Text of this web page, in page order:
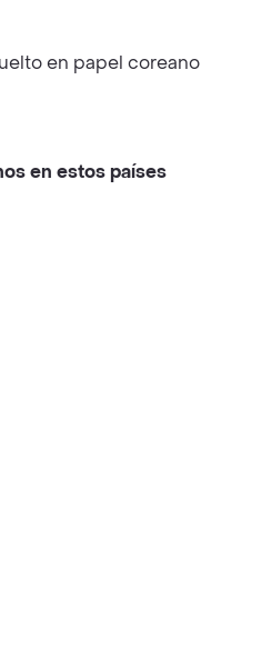
en papel coreano
en estos países